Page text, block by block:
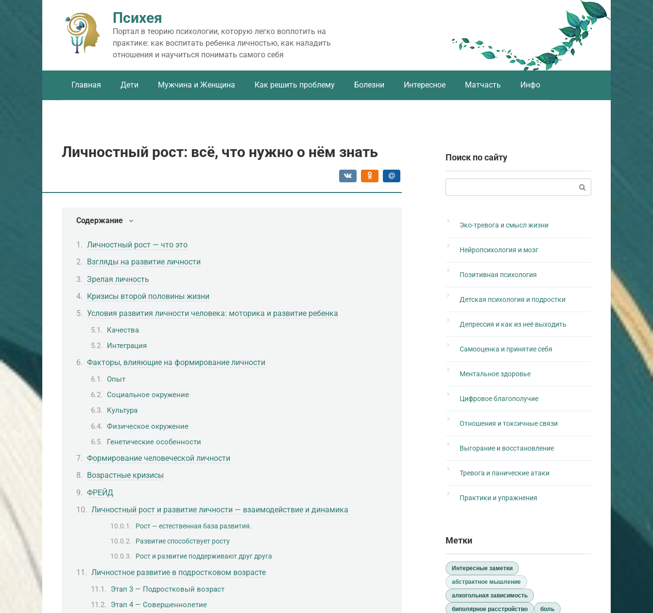
Психея
Портал в теорию психологии, которую легко воплотить на
практике: как воспитать ребенка личностью, как наладить
отношения и научиться понимать самого себя
Главная Дети Мужчина и Женщина Как решить проблему Болезни Интересное Матчасть Инфо
Личностный рост: всё, что нужно о нём знать
Содержание
Личностный рост — что это
Взгляды на развитие личности
Зрелая личность
Кризисы второй половины жизни
Условия развития личности человека: моторика и развитие ребенка
Качества
Интеграция
Факторы, влияющие на формирование личности
Опыт
Социальное окружение
Культура
Физическое окружение
Генетические особенности
Формирование человеческой личности
Возрастные кризисы
ФРЕЙД
Личностный рост и развитие личности — взаимодействие и динамика
Рост — естественная база развития.
Развитие способствует росту
Рост и развитие поддерживают друг друга
Личностное развитие в подростковом возрасте
Этап 3 — Подростковый возраст
Этап 4 — Совершеннолетие
Поиск по сайту
Эко-тревога и смысл жизни
Нейропсихология и мозг
Позитивная психология
Детская психология и подростки
Депрессия и как из неё выходить
Самооценка и принятие себя
Ментальное здоровье
Цифровое благополучие
Отношения и токсичные связи
Выгорание и восстановление
Тревога и панические атаки
Практики и упражнения
Метки
Интересные заметки
абстрактное мышление
алкогольная зависимость
биполярное расстройство
боль